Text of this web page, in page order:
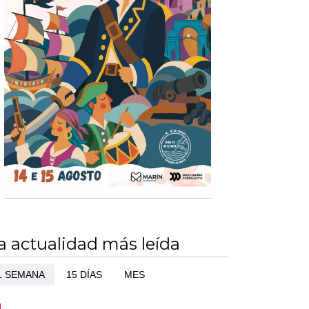
actualidad más leída
SEMANA 15 DÍAS MES